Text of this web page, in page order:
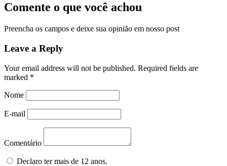
Comente o que você achou
Preencha os campos e deixe sua opinião em nosso post
Leave a Reply
Your email address will not be published. Required fields are
marked *
Nome
E-mail
Comentário
Declaro ter mais de 12 anos.